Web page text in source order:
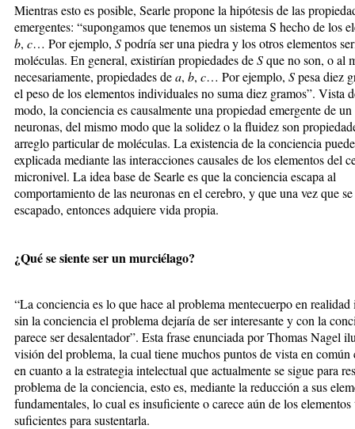
Mientras esto es posible, Searle propone la hipótesis de las
emergentes: “supongamos que tenemos un sistema S hecho de los
b, c… Por ejemplo, Spodría ser una piedra y los otros elementos
moléculas. En general, existirían propiedades deSque no son, o al
necesariamente, propiedades dea, b, c… Por ejemplo, Spesa diez
el peso de los elementos individuales no suma diez gramos”. Vista
modo, la conciencia es causalmente una propiedad emergente de un
neuronas, del mismo modo que la solidez o la fluidez son
arreglo particular de moléculas. La existencia de la conciencia
explicada mediante las interacciones causales de los elementos del
micronivel. La idea base de Searle es que la conciencia escapa al
comportamiento de las neuronas en el cerebro, y que una vez que
escapado, entonces adquiere vida propia.
¿Qué se siente ser un murciélago?
“La conciencia es lo que hace al problema mentecuerpo en realidad
sin la conciencia el problema dejaría de ser interesante y con la
parece ser desalentador”. Esta frase enunciada por Thomas Nagel
visión del problema, la cual tiene muchos puntos de vista en común
en cuanto a la estrategia intelectual que actualmente se sigue para
problema de la conciencia, esto es, mediante la reducción a sus
fundamentales, lo cual es insuficiente o carece aún de los elementos
suficientes para sustentarla.